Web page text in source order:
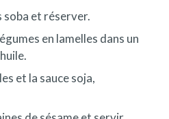
soba et réserver.
en lamelles dans un
et la sauce soja,